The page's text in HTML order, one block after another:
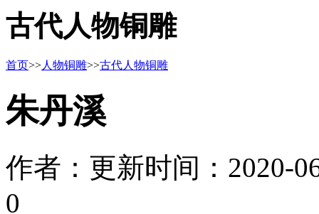
古代人物铜雕
首页>>人物铜雕>>古代人物铜雕
朱丹溪
作者： 更新时间：2020-
0